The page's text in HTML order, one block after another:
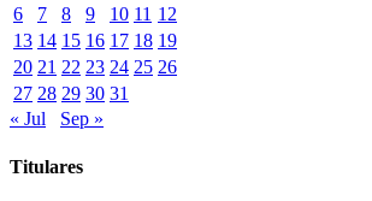
6
7 8 9 10 11 12
13 14 15 16 17 18 19
20 21 22 23 24 25 26
27 28 29 30 31
« Jul
Sep »
Titulares